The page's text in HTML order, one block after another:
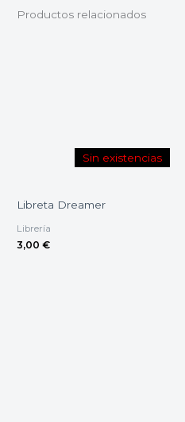
Productos relacionados
Sin existencias
Libreta Dreamer
Librería
3,00 €